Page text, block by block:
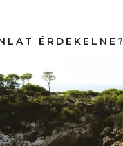
ÉRDEKELNE?